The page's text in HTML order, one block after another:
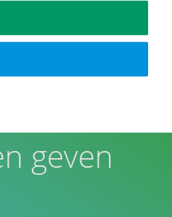
geven